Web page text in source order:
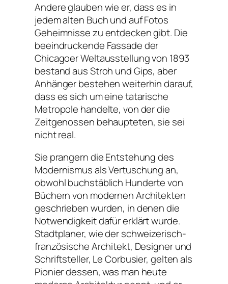
Andere glauben wie er, dass es in
jedem alten Buch und auf Fotos
Geheimnisse zu entdecken gibt. Die
beeindruckende Fassade der
Chicagoer Weltausstellung von 1893
bestand aus Stroh und Gips, aber
Anhänger bestehen weiterhin darauf,
dass es sich um eine tatarische
Metropole handelte, von der die
Zeitgenossen behaupteten, sie sei
nicht real.
Sie prangern die Entstehung des
Modernismus als Vertuschung an,
obwohl buchstäblich Hunderte von
Büchern von modernen Architekten
geschrieben wurden, in denen die
Notwendigkeit dafür erklärt wurde.
Stadtplaner, wie der schweizerisch-
französische Architekt, Designer und
Schriftsteller, Le Corbusier, gelten als
Pionier dessen, was man heute